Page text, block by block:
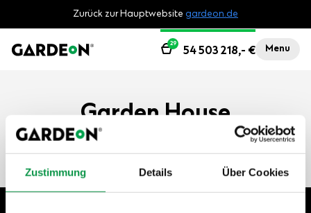
Zustimmung Details Über Cookies
Zurück zur Hauptwebsite gardeon.de
Menu
54 503 218,- €
29
Garden House